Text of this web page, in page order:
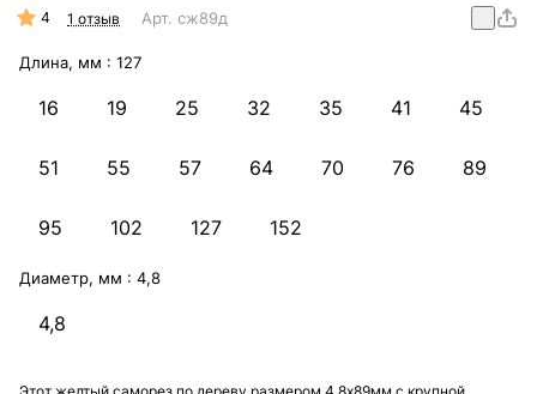
4 1 отзыв Арт. сж89д
Длина, мм : 127
16 19 25 32 35 41 45
51 55 57 64 70 76 89
95 102 127 152
Диаметр, мм : 4,8
4,8